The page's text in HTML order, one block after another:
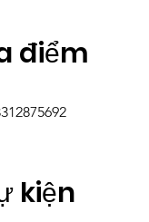
điểm
kiện